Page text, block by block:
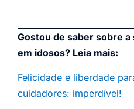
Gostou de saber sobre
em idosos? Leia mais:
Felicidade e liberdade
cuidadores: imperdível!